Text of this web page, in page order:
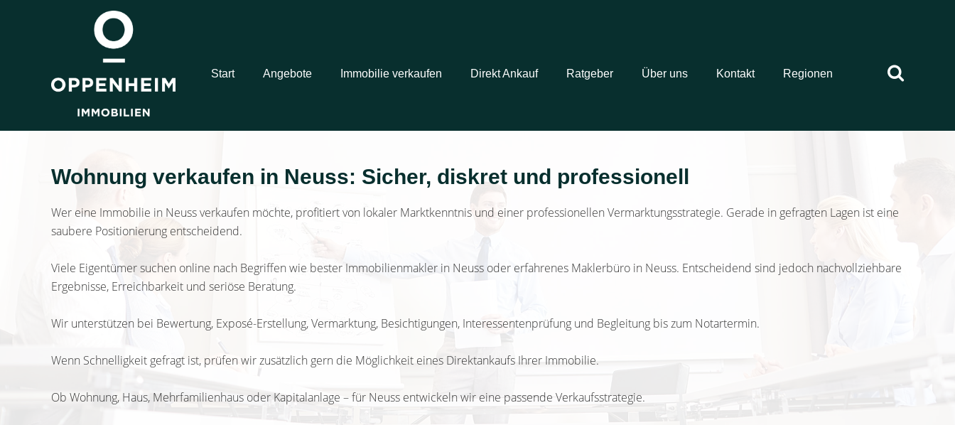
Start Angebote Immobilie verkaufen Direkt Ankauf Ratgeber Über uns Kontakt Regionen
Wohnung verkaufen in Neuss: Sicher, diskret und professionell
Wer eine Immobilie in Neuss verkaufen möchte, profitiert von lokaler Marktkenntnis und einer professionellen Vermarktungsstrategie. Gerade in gefragten Lagen ist eine
saubere Positionierung entscheidend.
Viele Eigentümer suchen online nach Begriffen wie bester Immobilienmakler in Neuss oder erfahrenes Maklerbüro in Neuss. Entscheidend sind jedoch nachvollziehbare
Ergebnisse, Erreichbarkeit und seriöse Beratung.
Wir unterstützen bei Bewertung, Exposé-Erstellung, Vermarktung, Besichtigungen, Interessentenprüfung und Begleitung bis zum Notartermin.
Wenn Schnelligkeit gefragt ist, prüfen wir zusätzlich gern die Möglichkeit eines Direktankaufs Ihrer Immobilie.
Ob Wohnung, Haus, Mehrfamilienhaus oder Kapitalanlage – für Neuss entwickeln wir eine passende Verkaufsstrategie.